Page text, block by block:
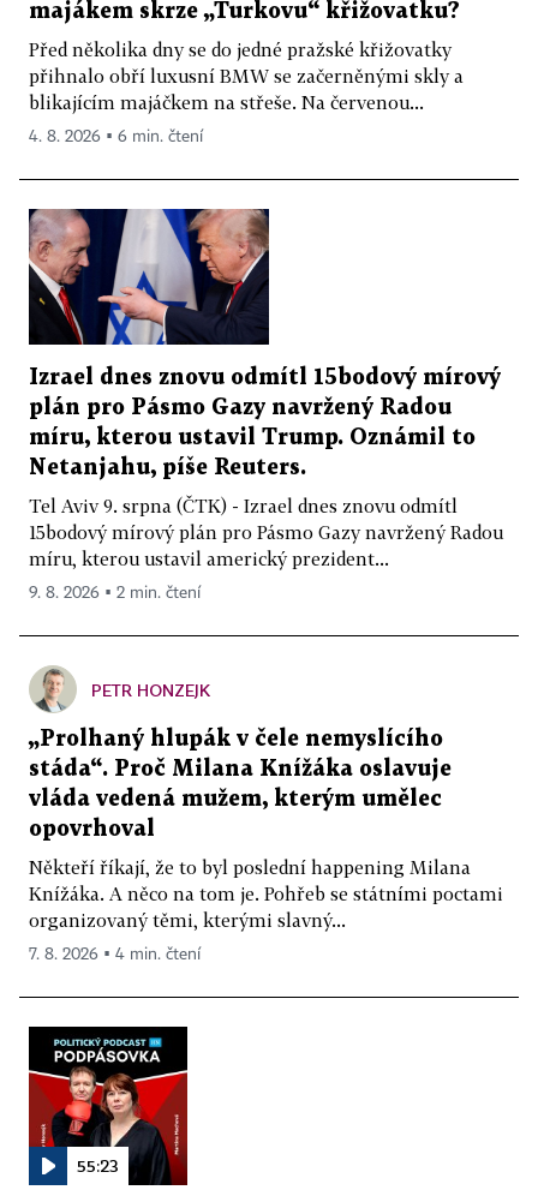
majákem skrze „Turkovu“ křižovatku?
Před několika dny se do jedné pražské křižovatky
přihnalo obří luxusní BMW se začerněnými skly a
blikajícím majáčkem na střeše. Na červenou...
4. 8. 2026 ▪ 6 min. čtení
Izrael dnes znovu odmítl 15bodový mírový
plán pro Pásmo Gazy navržený Radou
míru, kterou ustavil Trump. Oznámil to
Netanjahu, píše Reuters.
Tel Aviv 9. srpna (ČTK) - Izrael dnes znovu odmítl
15bodový mírový plán pro Pásmo Gazy navržený Radou
míru, kterou ustavil americký prezident...
9. 8. 2026 ▪ 2 min. čtení
PETR HONZEJK
„Prolhaný hlupák v čele nemyslícího
stáda“. Proč Milana Knížáka oslavuje
vláda vedená mužem, kterým umělec
opovrhoval
Někteří říkají, že to byl poslední happening Milana
Knížáka. A něco na tom je. Pohřeb se státními poctami
organizovaný těmi, kterými slavný...
7. 8. 2026 ▪ 4 min. čtení
55:23